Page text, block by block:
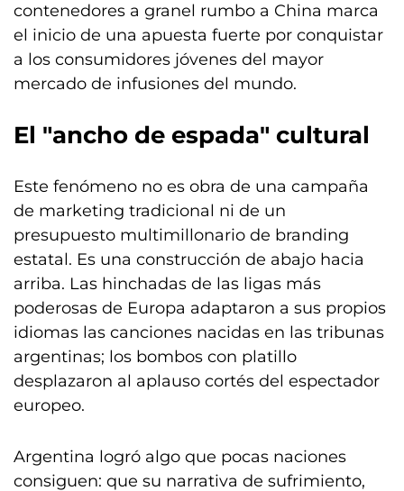
contenedores a granel rumbo a China marca
el inicio de una apuesta fuerte por conquistar
a los consumidores jóvenes del mayor
mercado de infusiones del mundo.
El "ancho de espada" cultural
Este fenómeno no es obra de una campaña
de marketing tradicional ni de un
presupuesto multimillonario de branding
estatal. Es una construcción de abajo hacia
arriba. Las hinchadas de las ligas más
poderosas de Europa adaptaron a sus propios
idiomas las canciones nacidas en las tribunas
argentinas; los bombos con platillo
desplazaron al aplauso cortés del espectador
europeo.
Argentina logró algo que pocas naciones
consiguen: que su narrativa de sufrimiento,